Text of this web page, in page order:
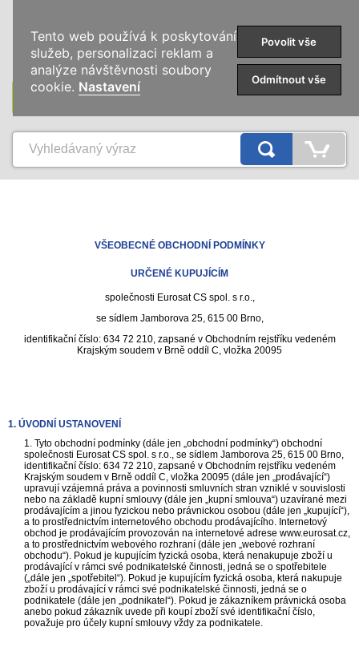
KATEGORIE
VŠEOBECNÉ OBCHODNÍ PODMÍNKY
URČENÉ KUPUJÍCÍM
společnosti Eurosat CS spol. s r.o.,
se sídlem Jamborova 25, 615 00 Brno,
identifikační číslo: 634 72 210, zapsané v Obchodním rejstříku vedeném
Krajským soudem v Brně oddíl C, vložka 20095
1. ÚVODNÍ USTANOVENÍ
1. Tyto obchodní podmínky (dále jen „obchodní podmínky“) obchodní
společnosti Eurosat CS spol. s r.o., se sídlem Jamborova 25, 615 00 Brno,
identifikační číslo: 634 72 210, zapsané v Obchodním rejstříku vedeném
Krajským soudem v Brně oddíl C, vložka 20095 (dále jen „prodávající“)
upravují vzájemná práva a povinnosti smluvních stran vzniklé v souvislosti
nebo na základě kupní smlouvy (dále jen „kupní smlouva“) uzavírané mezi
prodávajícím a jinou fyzickou nebo právnickou osobou (dále jen „kupující“),
a to prostřednictvím internetového obchodu prodávajícího. Internetový
obchod je prodávajícím provozován na internetové adrese www.eurosat.cz,
a to prostřednictvím webového rozhraní (dále jen „webové rozhraní
obchodu“). Pokud je kupujícím fyzická osoba, která nenakupuje zboží u
prodávající v rámci své podnikatelské činnosti, jedná se o spotřebitele
(„dále jen „spotřebitel“). Pokud je kupujícím fyzická osoba, která nakupuje
zboží u prodávající v rámci své podnikatelské činnosti, jedná se o
podnikatele (dále jen „podnikatel“). Pokud je zákazníkem právnická osoba
anebo pokud zákazník uvede při koupí zboží své identifikační číslo,
považuje pro účely kupní smlouvy vždy za podnikatele.
Tento web používá k poskytování
služeb, personalizaci reklam a
analýze návštěvnosti soubory
cookie. Nastavení
Povolit vše
Odmítnout vše